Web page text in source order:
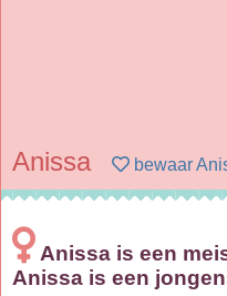
Anissa bewaar
Anissa is een
Anissa is een